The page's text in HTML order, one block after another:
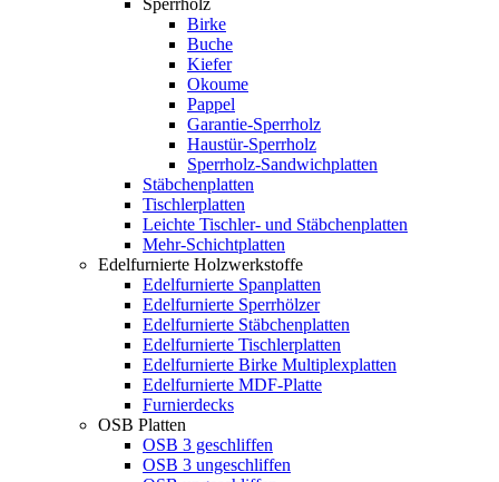
Birke
Buche
Kiefer
Okoume
Pappel
Garantie-Sperrholz
Haustür-Sperrholz
Sperrholz-Sandwichplatten
Stäbchenplatten
Tischlerplatten
Leichte Tischler- und Stäbchenplatten
Mehr-Schichtplatten
Edelfurnierte Holzwerkstoffe
Edelfurnierte Spanplatten
Edelfurnierte Sperrhölzer
Edelfurnierte Stäbchenplatten
Edelfurnierte Tischlerplatten
Edelfurnierte Birke Multiplexplatten
Edelfurnierte MDF-Platte
Furnierdecks
OSB Platten
OSB 3 geschliffen
OSB 3 ungeschliffen